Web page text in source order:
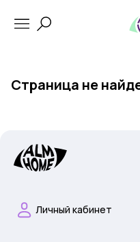
Страница не
Личный кабинет